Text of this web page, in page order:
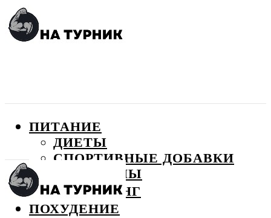
ПИТАНИЕ
ДИЕТЫ
СПОРТИВНЫЕ ДОБАВКИ
ВИТАМИНЫ
БОДИБИЛДИНГ
ПОХУДЕНИЕ